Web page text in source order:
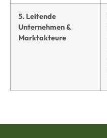
5. Leitende
Unternehmen &
Marktakteure